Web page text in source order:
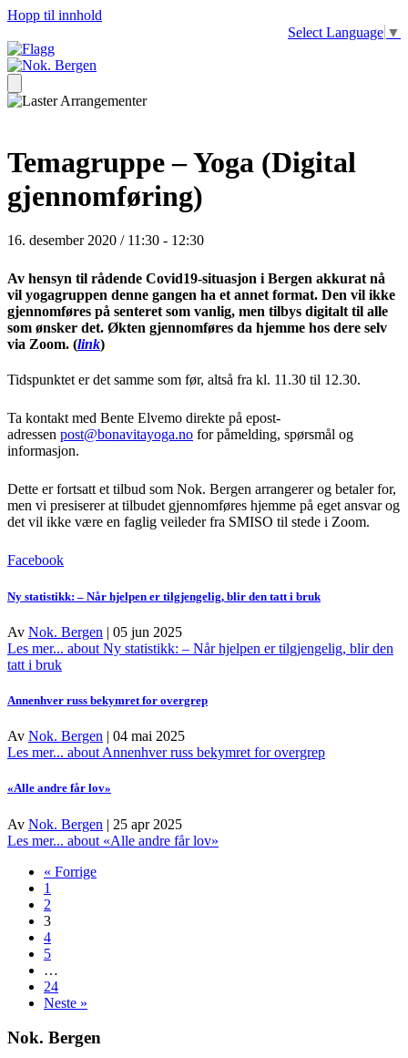
Hopp til innhold
Select Language ▼
Temagruppe – Yoga (Digital
gjennomføring)
16. desember 2020 / 11:30 - 12:30
Av hensyn til rådende Covid19-situasjon i Bergen akkurat nå
vil yogagruppen denne gangen ha et annet format. Den vil ikke
gjennomføres på senteret som vanlig, men tilbys digitalt til alle
som ønsker det. Økten gjennomføres da hjemme hos dere selv
via Zoom. (link)
Tidspunktet er det samme som før, altså fra kl. 11.30 til 12.30.
Ta kontakt med Bente Elvemo direkte på epost-
adressen post@bonavitayoga.no for påmelding, spørsmål og
informasjon.
Dette er fortsatt et tilbud som Nok. Bergen arrangerer og betaler for,
men vi presiserer at tilbudet gjennomføres hjemme på eget ansvar og
det vil ikke være en faglig veileder fra SMISO til stede i Zoom.
Facebook
Ny statistikk: – Når hjelpen er tilgjengelig, blir den tatt i bruk
Av Nok. Bergen | 05 jun 2025
Les mer... about Ny statistikk: – Når hjelpen er tilgjengelig, blir den
tatt i bruk
Annenhver russ bekymret for overgrep
Av Nok. Bergen | 04 mai 2025
Les mer... about Annenhver russ bekymret for overgrep
«Alle andre får lov»
Av Nok. Bergen | 25 apr 2025
Les mer... about «Alle andre får lov»
« Forrige
1
2
3
4
5
…
24
Neste »
Nok. Bergen